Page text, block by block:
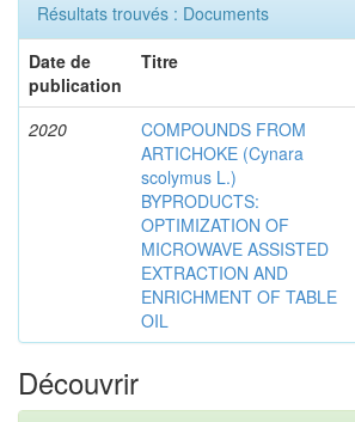
Résultats trouvés : Documents
Date de
publication
Titre
2020
COMPOUNDS FROM
ARTICHOKE (Cynara
scolymus L.)
BYPRODUCTS:
OPTIMIZATION OF
MICROWAVE ASSISTED
EXTRACTION AND
ENRICHMENT OF TABLE
OIL
Découvrir